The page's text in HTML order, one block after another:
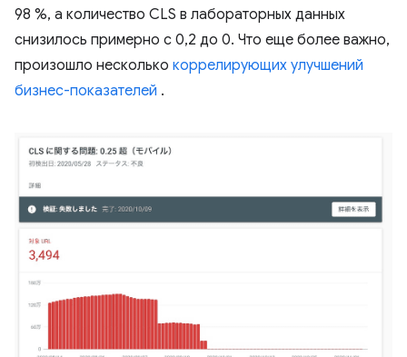
98 %, а количество CLS в лабораторных данных
снизилось примерно с 0,2 до 0. Что еще более важно,
произошло несколько коррелирующих улучшений
бизнес-показателей .